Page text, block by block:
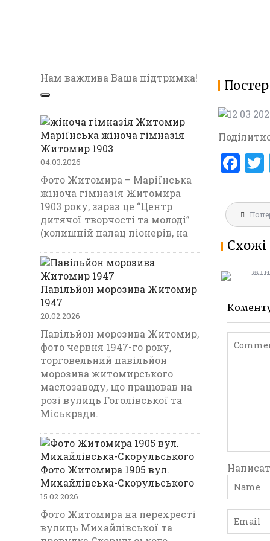
F
ce
b
o
k
записів
Схожі
1903
Нам важлива Ваша підтримка!
Маріїнська жіноча гімназія
Житомир 1903
04.03.2026
Фото Житомира – Маріїнська
жіноча гімназія Житомира
1903 року, зараз це “Центр
дитячої творчості та молоді”
(колишній палац піонерів, на
Павільйон морозива Житомир
1947
20.02.2026
Павільйон морозива Житомир,
фото червня 1947-го року,
торговельний павільйон
морозива житомирського
маслозаводу, що працював на
розі вулиць Гоголівської та
Міськради.
Фото Житомира 1905 вул.
Михайлівська-Скорульського
15.02.2026
Фото Житомира на перехресті
вулиць Михайлівської та